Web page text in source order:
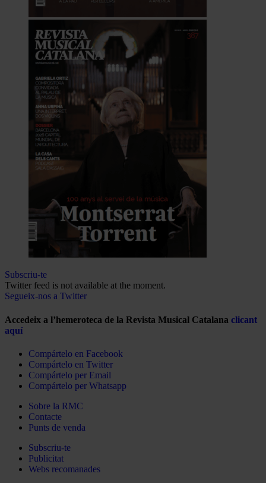
Subscriu-te
Twitter feed is not available at the moment.
Segueix-nos a Twitter
Accedeix a l’hemeroteca de la Revista Musical Catalana clicant
aquí
Compártelo en Facebook
Compártelo en Twitter
Compártelo per Email
Compártelo per Whatsapp
Sobre la RMC
Contacte
Punts de venda
Subscriu-te
Publicitat
Webs recomanades